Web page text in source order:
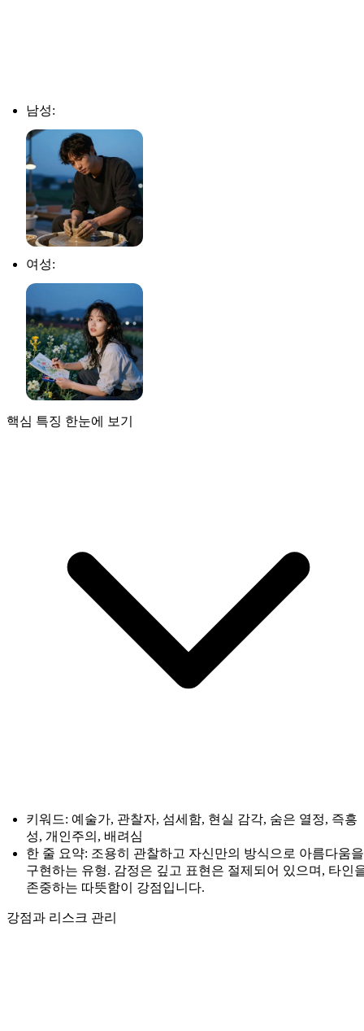
남성:
여성:
핵심 특징 한눈에 보기
키워드: 예술가, 관찰자, 섬세함, 현실 감각, 숨은 열정, 즉흥
성, 개인주의, 배려심
한 줄 요약: 조용히 관찰하고 자신만의 방식으로 아름다움을
구현하는 유형. 감정은 깊고 표현은 절제되어 있으며, 타인
존중하는 따뜻함이 강점입니다.
강점과 리스크 관리